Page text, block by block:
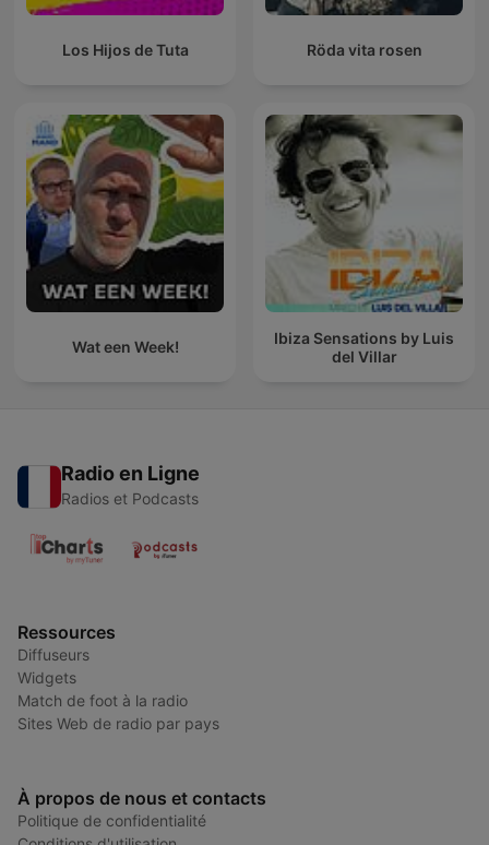
Los Hijos de Tuta Röda vita rosen
Wat een Week!
Ibiza Sensations by Luis
del Villar
Radio en Ligne
Radios et Podcasts
Ressources
Diffuseurs
Widgets
Match de foot à la radio
Sites Web de radio par pays
À propos de nous et contacts
Politique de confidentialité